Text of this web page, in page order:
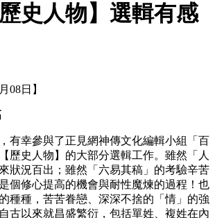
史人物】選輯有感
08日】
有幸參與了正見網神傳文化編輯小組「百
歷史人物】的大部分選輯工作。雖然「人
狀況百出；雖然「六易其稿」的考驗辛苦
個修心提高的機會與耐性魔煉的過程！也
種種，苦苦眷戀、深深不捨的「情」的強
古以來就昌盛繁衍，包括單姓、複姓在內